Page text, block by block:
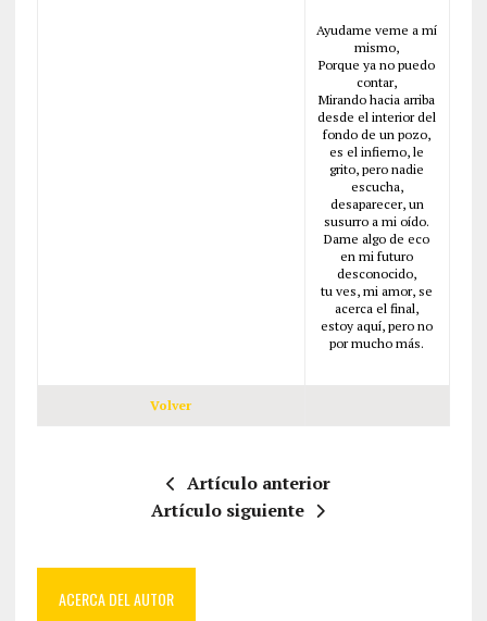
Ayudame veme a mí
mismo,
Porque ya no puedo
contar,
Mirando hacia arriba
desde el interior del
fondo de un pozo,
es el infierno, le
grito, pero nadie
escucha,
desaparecer, un
susurro a mi oído.
Dame algo de eco
en mi futuro
desconocido,
tu ves, mi amor, se
acerca el final,
estoy aquí, pero no
por mucho más.
Volver
Artículo anterior
Artículo siguiente
ACERCA DEL AUTOR